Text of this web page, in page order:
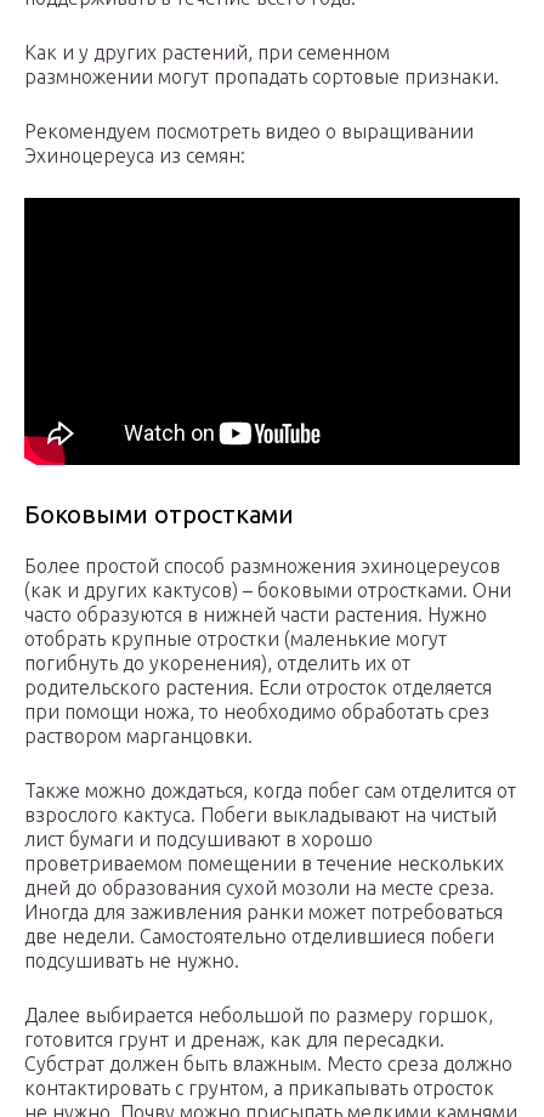
Как и у других растений, при семенном
размножении могут пропадать сортовые признаки.
Рекомендуем посмотреть видео о выращивании
Эхиноцереуса из семян:
Боковыми отростками
Более простой способ размножения эхиноцереусов
(как и других кактусов) – боковыми отростками. Они
часто образуются в нижней части растения. Нужно
отобрать крупные отростки (маленькие могут
погибнуть до укоренения), отделить их от
родительского растения. Если отросток отделяется
при помощи ножа, то необходимо обработать срез
раствором марганцовки.
Также можно дождаться, когда побег сам отделится от
взрослого кактуса. Побеги выкладывают на чистый
лист бумаги и подсушивают в хорошо
проветриваемом помещении в течение нескольких
дней до образования сухой мозоли на месте среза.
Иногда для заживления ранки может потребоваться
две недели. Самостоятельно отделившиеся побеги
подсушивать не нужно.
Далее выбирается небольшой по размеру горшок,
готовится грунт и дренаж, как для пересадки.
Субстрат должен быть влажным. Место среза должно
контактировать с грунтом, а прикапывать отросток
не нужно. Почву можно присыпать мелкими камнями